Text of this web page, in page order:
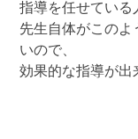
指導を任せている
先生自体がこのよ
いので、
効果的な指導が出